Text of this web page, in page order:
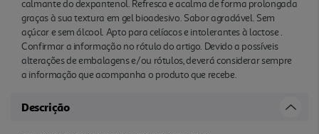
calmante do dexpantenol. Refresca e acalma de forma prolongada
graças à sua textura em gel bioadesivo. Sabor agradável. Sem
açúcar e sem álcool. Apto para celíacos e intolerantes à lactose .
Confirmar a informação no rótulo do artigo. Devido a possíveis
alterações de embalagens e/ou rótulos, deverá considerar sempre
a informação que acompanha o produto que recebe.
Descrição